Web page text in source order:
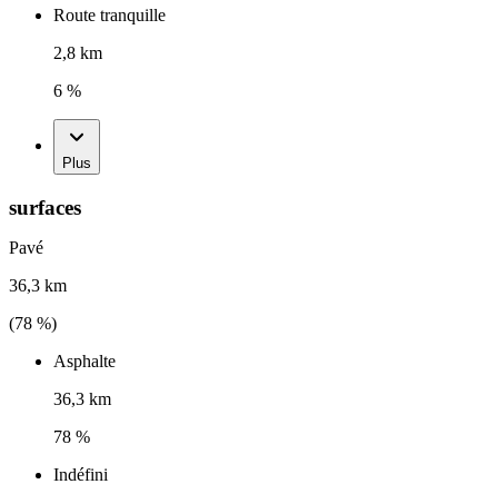
Route tranquille
2,8 km
6 %
Plus
surfaces
Pavé
36,3 km
(78 %)
Asphalte
36,3 km
78 %
Indéfini